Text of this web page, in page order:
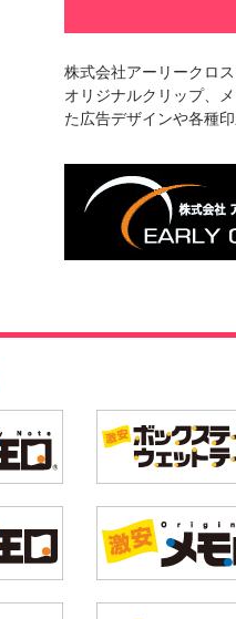
株式会社アーリークロ
オリジナルクリップ、
た広告デザインや各種